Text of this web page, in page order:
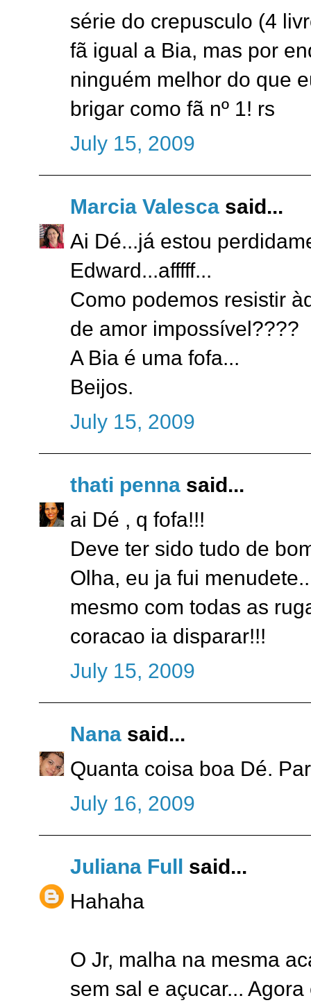
série do crepusculo (4
fã igual a Bia, mas por
ninguém melhor do que
brigar como fã nº 1! rs
July 15, 2009
Marcia Valesca said...
Ai Dé...já estou
Edward...afffff...
Como podemos resistir
de amor impossível????
A Bia é uma fofa...
Beijos.
July 15, 2009
thati penna said...
ai Dé , q fofa!!!
Deve ter sido tudo de
Olha, eu ja fui
mesmo com todas as
coracao ia disparar!!!
July 15, 2009
Nana said...
Quanta coisa boa Dé.
July 16, 2009
Juliana Full said...
Hahaha
O Jr, malha na mesma
sem sal e açucar...